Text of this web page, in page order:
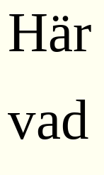
vad